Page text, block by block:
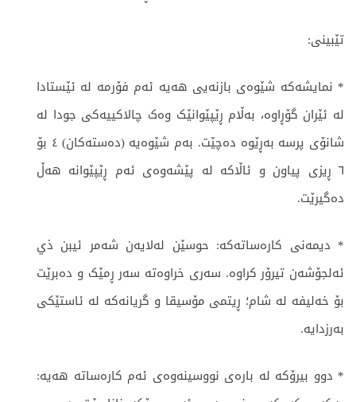
تێبینی:
* نمایشەکە شێوەی بازنەیی هەیە ئەم فۆرمە لە ئێستادا
لە ئێران گۆڕاوە، بەڵام ڕێپێوانێک وەک چالاکییەکی جودا لە
شانۆی پرسە بەڕێوە دەچێت. بەم شێوەیە (دەستەکان) ٤ بۆ
٦ ڕیزی پیاون و ئاڵاکە لە پێشەوەی ئەم ڕێپێوانە هەڵ
دەگیرێت.
* دیمەنی کارەساتەکە: حوسێن لەلایەن شەمر ئیبن ذي
ئەلجۆشەن تیرۆر کراوە. سەری خراوەتە سەر ڕمێک و دەبرێت
بۆ خەلیفە لە شام؛ ڕیتمی مۆسیقا و گریانەکە لە ئاستێکی
بەرزدایە.
* دوو بیرۆکە لە بارەی نووسینەوەی ئەم کارەساتە هەیە: